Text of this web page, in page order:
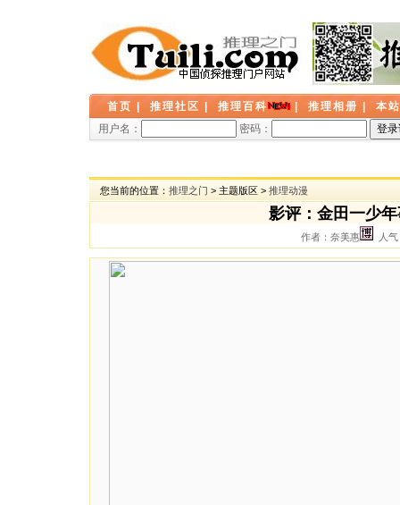
首页 推理社区 推理百科 推理相册
本
用户名：
密码：
您当前的位置： 推理之门 > 主题版区 > 推理动漫
影评：金田一少
作者：奈美惠 人